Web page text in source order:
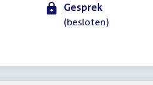
Gesprek
(besloten)